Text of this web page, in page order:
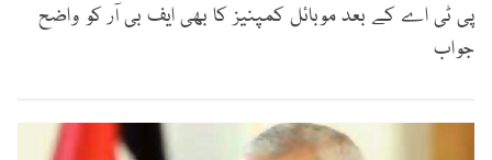
پی ٹی اے کے بعد موبائل کمپنیز کا بھی ایف بی آر کو واضح
جواب